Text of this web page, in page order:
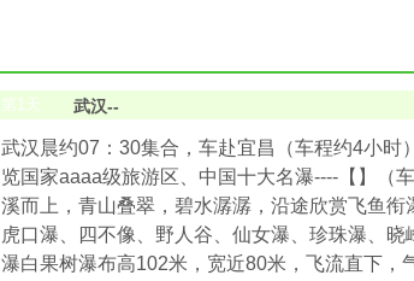
第1天 武汉--
武汉晨约07：30集合，车赴宜昌（车程约4小
览国家aaaa级旅游区、中国十大名瀑----【】（
溪而上，青山叠翠，碧水潺潺，沿途欣赏飞鱼衔
虎口瀑、四不像、野人谷、仙女瀑、珍珠瀑、
瀑白果树瀑布高102米，宽近80米，飞流直下，